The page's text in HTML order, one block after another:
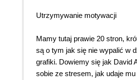
Utrzymywanie motywacji
Mamy tutaj prawie 20 stron,
są o tym jak się nie wypalić w
grafiki. Dowiemy się jak David
sobie ze stresem, jak udaje mu